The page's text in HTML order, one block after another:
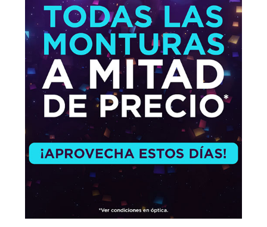
Plano
Servicios
Moda
Restauración
Ocio
Servicios
Hipermercado
Telefonía
Otros